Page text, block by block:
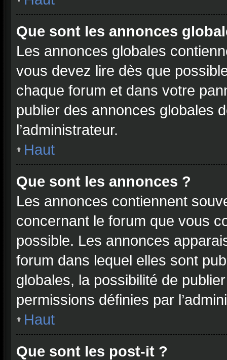
Que sont les annonces
Les annonces globales
vous devez lire dès que
chaque forum et dans votre
publier des annonces globales
l’administrateur.
Haut
Que sont les annonces ?
Les annonces contiennent
concernant le forum que vous
possible. Les annonces
forum dans lequel elles sont
globales, la possibilité de
permissions définies par
Haut
Que sont les post-it ?